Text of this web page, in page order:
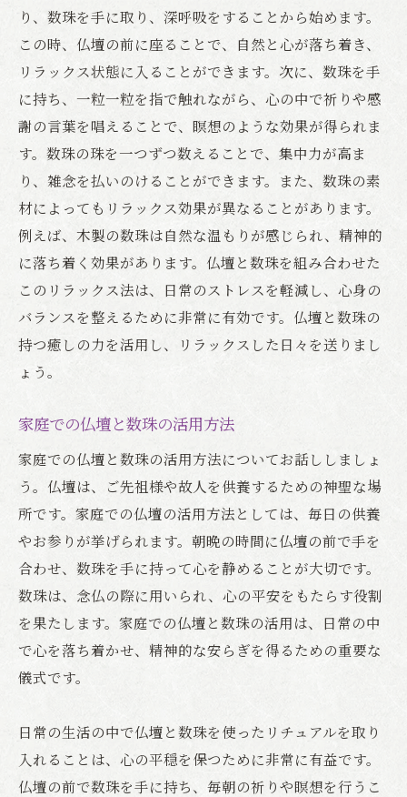
り、数珠を手に取り、深呼吸をすることから始めます。
この時、仏壇の前に座ることで、自然と心が落ち着き、
リラックス状態に入ることができます。次に、数珠を手
に持ち、一粒一粒を指で触れながら、心の中で祈りや感
謝の言葉を唱えることで、瞑想のような効果が得られま
す。数珠の珠を一つずつ数えることで、集中力が高ま
り、雑念を払いのけることができます。また、数珠の素
材によってもリラックス効果が異なることがあります。
例えば、木製の数珠は自然な温もりが感じられ、精神的
に落ち着く効果があります。仏壇と数珠を組み合わせた
このリラックス法は、日常のストレスを軽減し、心身の
バランスを整えるために非常に有効です。仏壇と数珠の
持つ癒しの力を活用し、リラックスした日々を送りまし
ょう。
家庭での仏壇と数珠の活用方法
家庭での仏壇と数珠の活用方法についてお話ししましょ
う。仏壇は、ご先祖様や故人を供養するための神聖な場
所です。家庭での仏壇の活用方法としては、毎日の供養
やお参りが挙げられます。朝晩の時間に仏壇の前で手を
合わせ、数珠を手に持って心を静めることが大切です。
数珠は、念仏の際に用いられ、心の平安をもたらす役割
を果たします。家庭での仏壇と数珠の活用は、日常の中
で心を落ち着かせ、精神的な安らぎを得るための重要な
儀式です。
日常の生活の中で仏壇と数珠を使ったリチュアルを取り
入れることは、心の平穏を保つために非常に有益です。
仏壇の前で数珠を手に持ち、毎朝の祈りや瞑想を行うこ